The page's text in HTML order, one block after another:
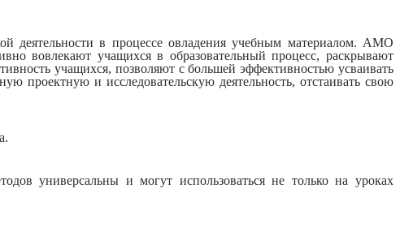
деятельности в процессе овладения учебным материалом. АМО
вовлекают учащихся в образовательный процесс, раскрывают
учащихся, позволяют с большей эффективностью усваивать
проектную и исследовательскую деятельность, отстаивать свою
универсальны и могут использоваться не только на уроках